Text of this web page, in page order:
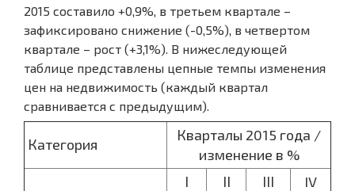
2015 составило +0,9%, в третьем квартале –
зафиксировано снижение (-0,5%), в четвертом
квартале – рост (+3,1%). В нижеследующей
таблице представлены цепные темпы изменения
цен на недвижимость (каждый квартал
сравнивается с предыдущим).
Категория
Кварталы 2015 года /
изменение в %
І
ІІ ІІІ
IV